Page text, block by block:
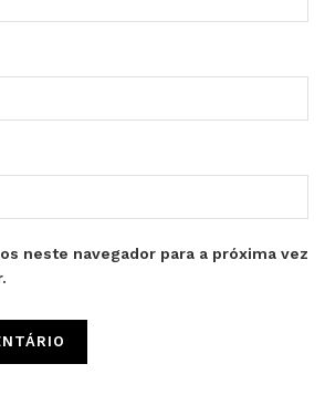
neste navegador para a próxima vez